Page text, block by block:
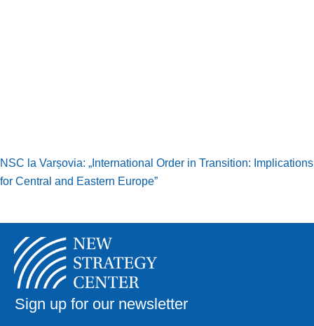
NSC la Varșovia: „International Order in Transition: Implications
for Central and Eastern Europe”
Sign up for our newsletter